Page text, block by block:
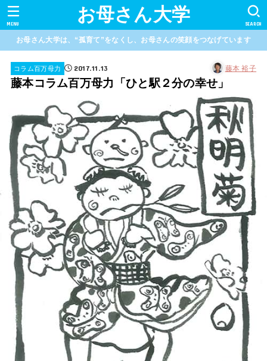
お母さん大学 SEARCH
MENU
お母さん大学は、“孤育て”をなくし、お母さんの笑顔をつなげています
コラム百万母力 2017.11.13 藤本 裕子
藤本コラム百万母力「ひと駅２分の幸せ」